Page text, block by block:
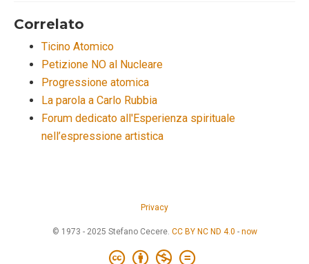
Correlato
Ticino Atomico
Petizione NO al Nucleare
Progressione atomica
La parola a Carlo Rubbia
Forum dedicato all'Esperienza spirituale
nell’espressione artistica
Privacy
© 1973 - 2025 Stefano Cecere. CC BY NC ND 4.0 - now